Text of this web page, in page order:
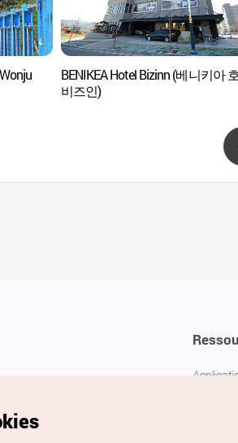
BENIKEA Hotel Bizinn (베니키아
비즈인)